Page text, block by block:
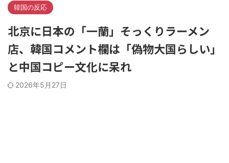
韓国の反応
北京に日本の「一蘭」そっくりラーメン
店、韓国コメント欄は「偽物大国らしい」
と中国コピー文化に呆れ
2026年5月27日